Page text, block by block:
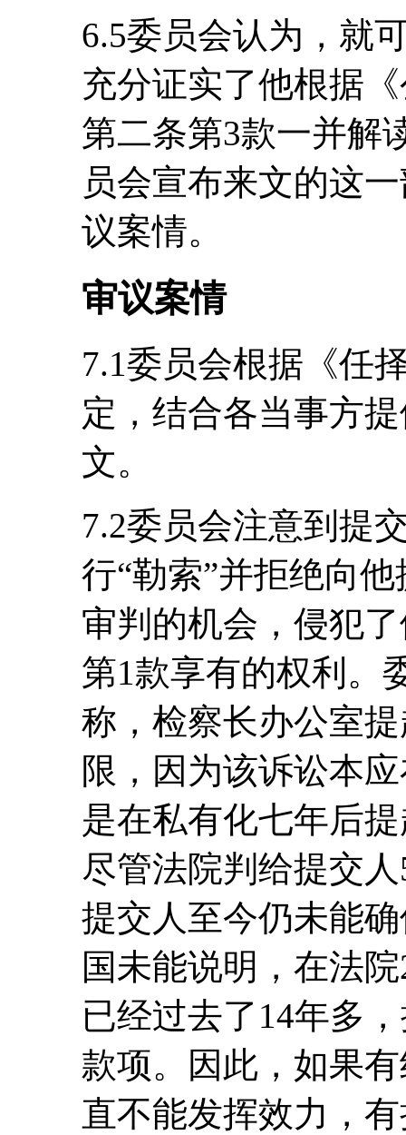
6.5委员会认为，就
充分证实了他根据
第二条第3款一并解
员会宣布来文的这
议案情。
审议案情
7.1委员会根据《任
定，结合各当事方
文。
7.2委员会注意到提
行“勒索”并拒绝向
审判的机会，侵犯
第1款享有的权利。
称，检察长办公室
限，因为该诉讼本
是在私有化七年后
尽管法院判给提交
提交人至今仍未能
国未能说明，在法
已经过去了14年多
款项。因此，如果
直不能发挥效力，